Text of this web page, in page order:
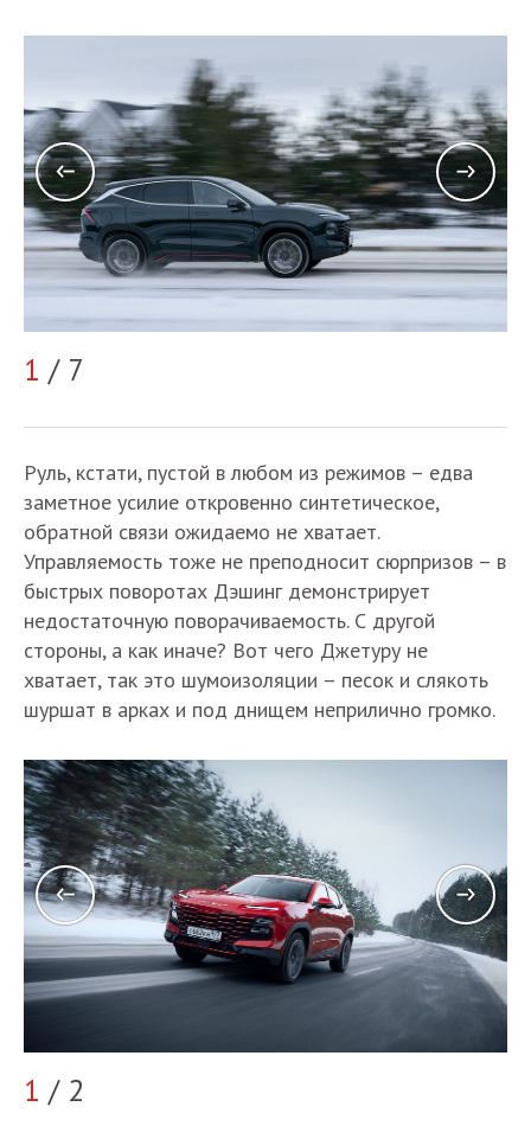
1 / 7
Руль, кстати, пустой в любом из режимов – едва
заметное усилие откровенно синтетическое,
обратной связи ожидаемо не хватает.
Управляемость тоже не преподносит сюрпризов – в
быстрых поворотах Дэшинг демонстрирует
недостаточную поворачиваемость. С другой
стороны, а как иначе? Вот чего Джетуру не
хватает, так это шумоизоляции – песок и слякоть
шуршат в арках и под днищем неприлично громко.
1 / 2